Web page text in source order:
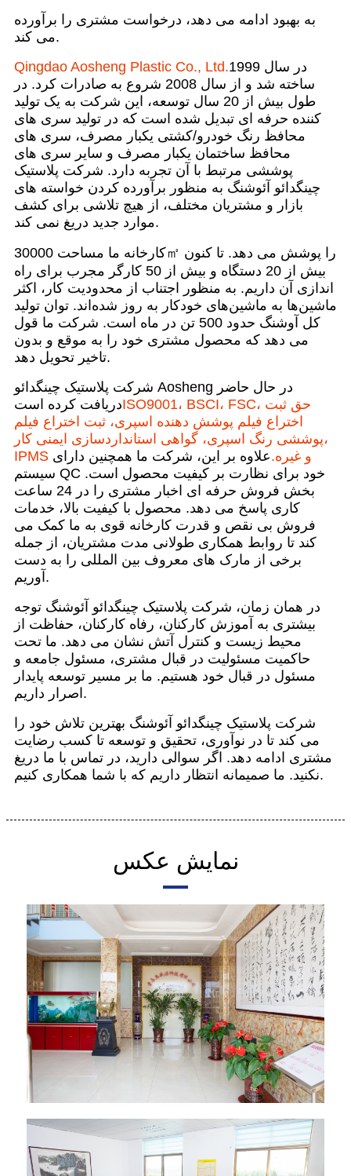
به بهبود ادامه می دهد، درخواست مشتری را برآورده
می کند.
Qingdao Aosheng Plastic Co., Ltd.در سال 1999
ساخته شد و از سال 2008 شروع به صادرات کرد. در
طول بیش از 20 سال توسعه، این شرکت به یک تولید
کننده حرفه ای تبدیل شده است که در تولید سری های
محافظ رنگ خودرو/کشتی یکبار مصرف، سری های
محافظ ساختمان یکبار مصرف و سایر سری های
پوششی مرتبط با آن تجربه دارد. شرکت پلاستیک
چینگدائو آئوشنگ به منظور برآورده کردن خواسته های
بازار و مشتریان مختلف، از هیچ تلاشی برای کشف
موارد جدید دریغ نمی کند.
کارخانه ما مساحت 30000㎡ را پوشش می دهد. تا کنون
بیش از 20 دستگاه و بیش از 50 کارگر مجرب برای راه
اندازی آن داریم. به منظور اجتناب از محدودیت کار، اکثر
ماشین‌ها به ماشین‌های خودکار به روز شده‌اند. توان تولید
کل آوشنگ حدود 500 تن در ماه است. شرکت ما قول
می دهد که محصول مشتری خود را به موقع و بدون
تاخیر تحویل دهد.
شرکت پلاستیک چینگدائو Aosheng در حال حاضر
دریافت کرده استISO9001، BSCI، FSC، حق ثبت
اختراع فیلم پوشش دهنده اسپری، ثبت اختراع فیلم
پوششی رنگ اسپری، گواهی استانداردسازی ایمنی کار،
IPMS و غیره.علاوه بر این، شرکت ما همچنین دارای
سیستم QC خود برای نظارت بر کیفیت محصول است.
بخش فروش حرفه ای اخبار مشتری را در 24 ساعت
کاری پاسخ می دهد. محصول با کیفیت بالا، خدمات
فروش بی نقص و قدرت کارخانه قوی به ما کمک می
کند تا روابط همکاری طولانی مدت مشتریان، از جمله
برخی از مارک های معروف بین المللی را به دست
آوریم.
در همان زمان، شرکت پلاستیک چینگدائو آئوشنگ توجه
بیشتری به آموزش کارکنان، رفاه کارکنان، حفاظت از
محیط زیست و کنترل آتش نشان می دهد. ما تحت
حاکمیت مسئولیت در قبال مشتری، مسئول جامعه و
مسئول در قبال خود هستیم. ما بر مسیر توسعه پایدار
اصرار داریم.
شرکت پلاستیک چینگدائو آئوشنگ بهترین تلاش خود را
می کند تا در نوآوری، تحقیق و توسعه تا کسب رضایت
مشتری ادامه دهد. اگر سوالی دارید، در تماس با ما دریغ
نکنید. ما صمیمانه انتظار داریم که با شما همکاری کنیم.
نمایش عکس